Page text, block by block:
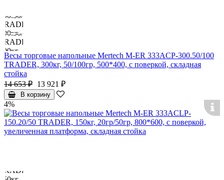
Весы торговые напольные Mertech M-ER 333ACP-300.50/100
TRADER, 300кг, 50/100гр, 500*400, с поверкой, складная
стойка
14 653 ₽ 13 921 ₽
В корзину
4%